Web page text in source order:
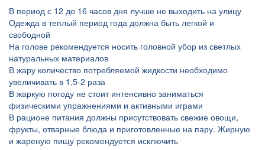
В период с 12 до 16 часов дня лучше не выходить на улицу
Одежда в теплый период года должна быть легкой и
свободной
На голове рекомендуется носить головной убор из светлых
натуральных материалов
В жару количество потребляемой жидкости необходимо
увеличивать в 1,5-2 раза
В жаркую погоду не стоит интенсивно заниматься
физическими упражнениями и активными играми
В рационе питания должны присутствовать свежие овощи,
фрукты, отварные блюда и приготовленные на пару. Жирную
и жареную пищу рекомендуется исключить